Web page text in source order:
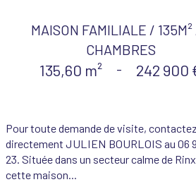
MAISON FAMILIALE /
CHAMBRES
135,60 m² - 242 900
Pour toute demande de visite, contactez
directement JULIEN BOURLOIS au 06
23. Située dans un secteur calme de
cette maison...